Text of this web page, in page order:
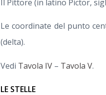
Il Pittore (in latino Pictor,
Le coordinate del punto
(delta).
Vedi Tavola IV – Tavola V.
LE STELLE